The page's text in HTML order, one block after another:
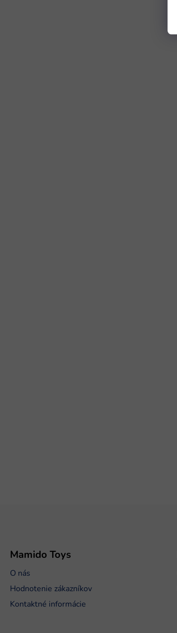
Mamido Toys
O nás
Hodnotenie zákazníkov
Kontaktné informácie